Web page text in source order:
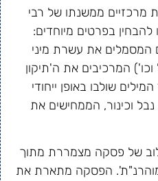
מרכזיים ממשנתו של רבי
להבחין בפרטים מיוחדים:
המסמלים את עשרת מיני
המרכיבים את ה'תיקון
שולבו באופן ייחודי
נבל וכינור, הממחישים את
של פסקה מצמררת מתוך
הפסקה מתארת את